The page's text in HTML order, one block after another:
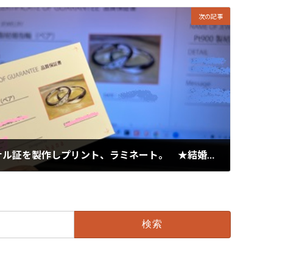
次の記事
エファーナオリジナル証を製作しプリント、ラミネート。 ★結婚指輪